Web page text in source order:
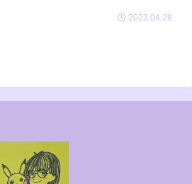
2023.04.28